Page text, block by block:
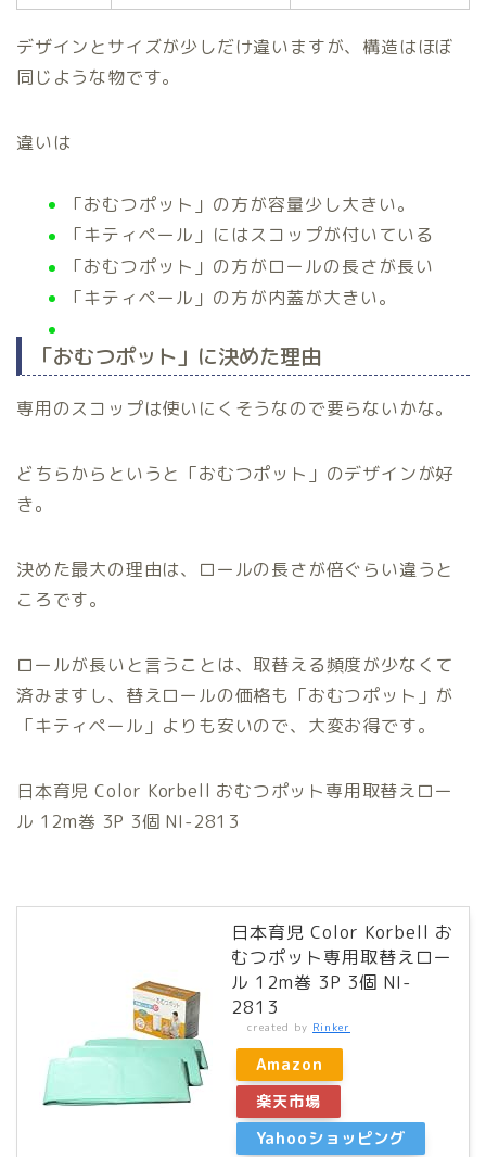
デザインとサイズが少しだけ違いますが、構造はほぼ
同じような物です。
違いは
「おむつポット」の方が容量少し大きい。
「キティペール」にはスコップが付いている
「おむつポット」の方がロールの長さが長い
「キティペール」の方が内蓋が大きい。
「おむつポット」に決めた理由
専用のスコップは使いにくそうなので要らないかな。
どちらからというと「おむつポット」のデザインが好
き。
決めた最大の理由は、ロールの長さが倍ぐらい違うと
ころです。
ロールが長いと言うことは、取替える頻度が少なくて
済みますし、替えロールの価格も「おむつポット」が
「キティペール」よりも安いので、大変お得です。
日本育児 Color Korbell おむつポット専用取替えロー
ル 12m巻 3P 3個 NI-2813
日本育児 Color Korbell お
むつポット専用取替えロー
ル 12m巻 3P 3個 NI-
2813
created by Rinker
Amazon
楽天市場
Yahooショッピング